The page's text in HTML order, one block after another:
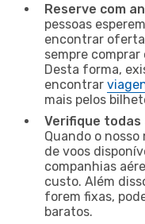
Reserve com
pessoas
encontrar
sempre
Desta forma,
encontrar
mais pelos
Verifique todas
Quando o
de voos
companhias
custo. Além
forem fixas,
baratos.